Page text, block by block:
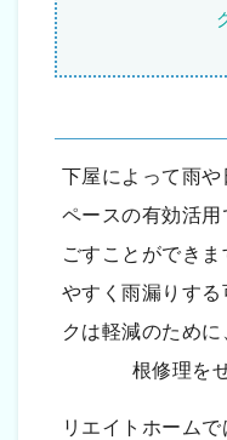
下屋によって雨
ペースの有効活
ごすことができ
やすく雨漏りす
クは軽減のため
根修理を
リエイトホーム